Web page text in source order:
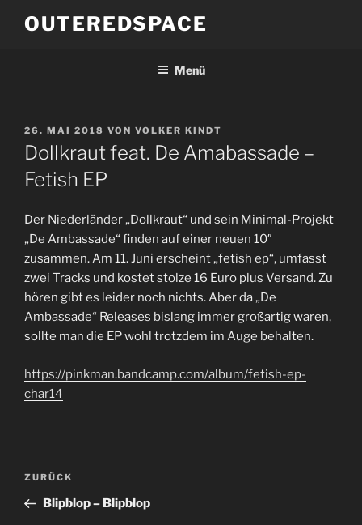
InhaltOUTEREDSPACE
Menü
VERÖFFENTLICHT
AM
26. MAI 2018 VON VOLKER KINDT
Dollkraut feat. De Amabassade –
Fetish EP
Der Niederländer „Dollkraut“ und sein Minimal-Projekt
„De Ambassade“ finden auf einer neuen 10″
zusammen. Am 11. Juni erscheint „fetish ep“, umfasst
zwei Tracks und kostet stolze 16 Euro plus Versand. Zu
hören gibt es leider noch nichts. Aber da „De
Ambassade“ Releases bislang immer großartig waren,
sollte man die EP wohl trotzdem im Auge behalten.
https://pinkman.bandcamp.com/album/fetish-ep-
char14
Beitragsnavigation
Vorheriger
Beitrag
ZURÜCK
Blipblop – Blipblop